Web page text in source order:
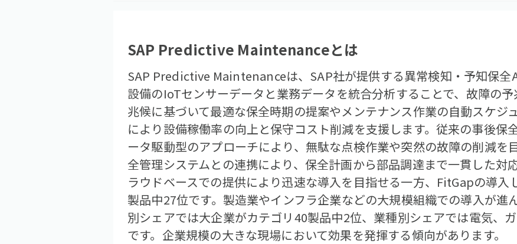
SAP Predictive Maintenanceとは
SAP Predictive Maintenanceは、SAP社が提供する異常検知・予知保全
設備のIoTセンサーデータと業務データを統合分析することで、故障の
兆候に基づいて最適な保全時期の提案やメンテナンス作業の自動スケジ
により設備稼働率の向上と保守コスト削減を支援します。従来の事後保
ータ駆動型のアプローチにより、無駄な点検作業や突然の故障の削減を
全管理システムとの連携により、保全計画から部品調達まで一貫した対
ラウドベースでの提供により迅速な導入を目指せる一方、FitGapの導入
製品中27位です。製造業やインフラ企業などの大規模組織での導入が進
別シェアでは大企業がカテゴリ40製品中2位、業種別シェアでは電気、
です。企業規模の大きな現場において効果を発揮する傾向があります。